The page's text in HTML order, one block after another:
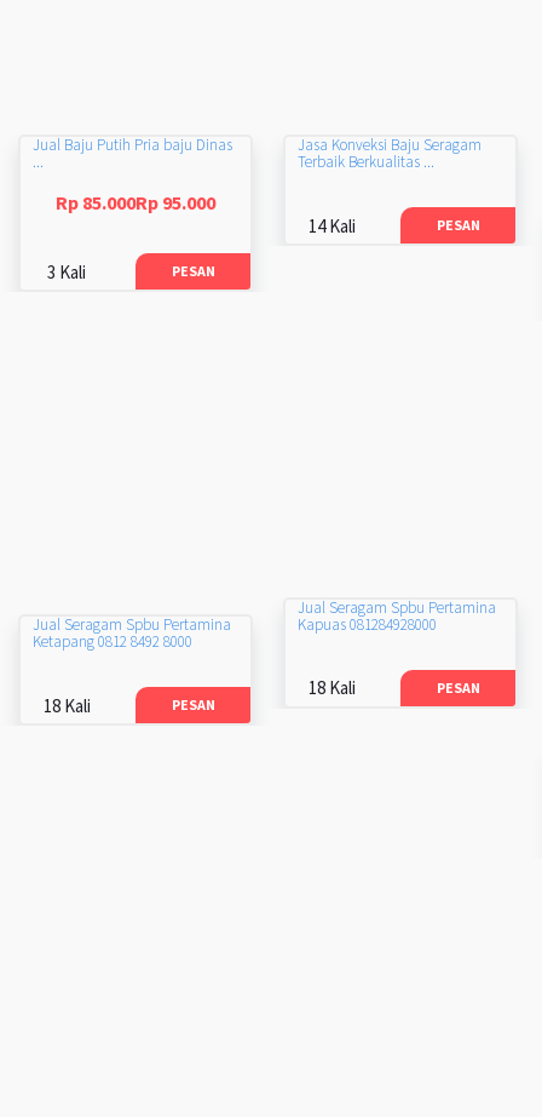
Jual Baju Putih Pria baju Dinas
...
Rp 85.000Rp 95.000
3 Kali PESAN
Jasa Konveksi Baju Seragam
Terbaik Berkualitas ...
14 Kali PESAN
Jual Seragam Spbu Pertamina
Kapuas 081284928000
18 Kali PESAN
Jual Seragam Spbu Pertamina
Ketapang 0812 8492 8000
18 Kali PESAN